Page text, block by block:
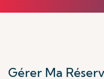
Gérer Ma